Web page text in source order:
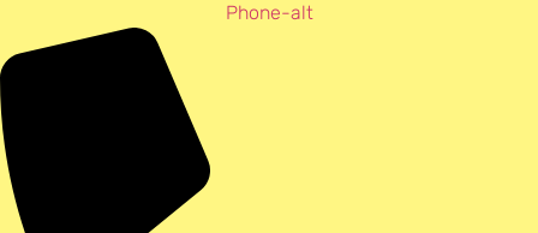
Phone-alt